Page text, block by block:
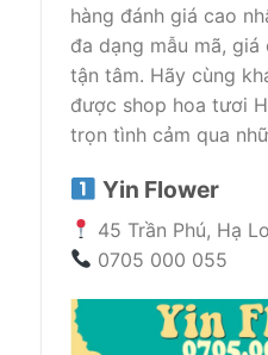
hàng đánh giá cao
đa dạng mẫu mã,
tận tâm. Hãy cùng
được shop hoa tươi
trọn tình cảm qua
Yin Flower
45 Trần Phú, Hạ
0705 000 055